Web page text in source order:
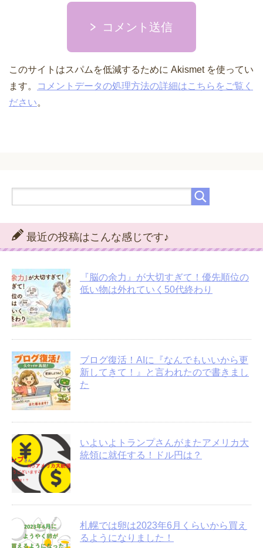
コメント送信
このサイトはスパムを低減するために Akismet を使ってい
ます。
コメントデータの処理方法の詳細はこちらをご覧く
ださい。
最近の投稿はこんな感じです♪
『脳の余力』が大切すぎて！優先順位の
低い物は外れていく50代終わり
ブログ復活！AIに『なんでもいいから更
新してきて！』と言われたので書きまし
た
いよいよトランプさんがまたアメリカ大
統領に就任する！ドル円は？
札幌では卵は2023年6月くらいから買え
るようになりました！